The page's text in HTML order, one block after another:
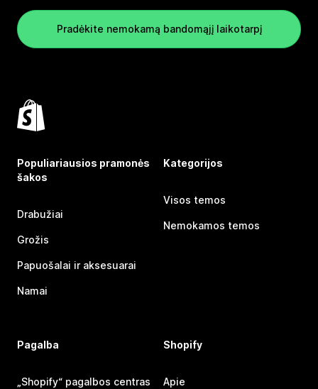
Pradėkite nemokamą bandomąjį laikotarpį
Populiariausios pramonės
šakos
Drabužiai
Grožis
Papuošalai ir aksesuarai
Namai
Kategorijos
Visos temos
Nemokamos temos
Pagalba
„Shopify“ pagalbos centras
Shopify
Apie